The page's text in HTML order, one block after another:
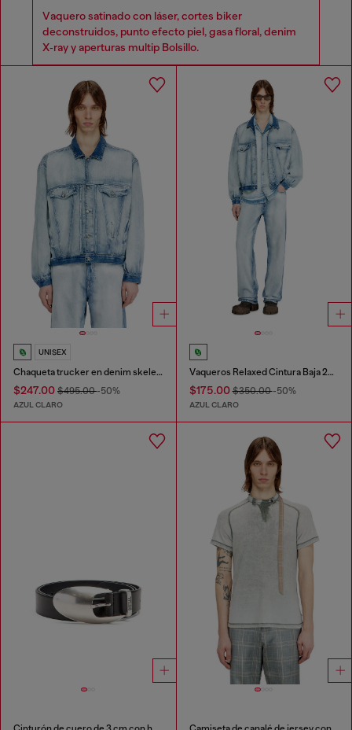
Vaquero satinado con láser, cortes biker
deconstruidos, punto efecto piel, gasa floral, denim
X‑ray y aperturas multip Bolsillo.
UNISEX
Chaqueta trucker en denim skeleton de lavado oscuro medio-claro
$247.00 $495.00-50%
AZUL CLARO
Vaqueros Relaxed Cintura Baja 2001 D-Macro
$175.00$350.00-50%
AZUL CLARO